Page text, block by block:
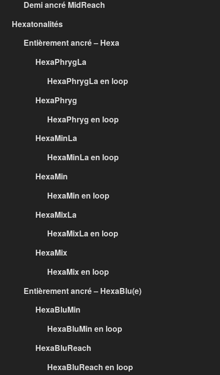
Demi ancré MidReach
Hexatonalités
Entièrement ancré – Hexa
HexaPhrygLa
HexaPhrygLa en loop
HexaPhryg
HexaPhryg en loop
HexaMinLa
HexaMinLa en loop
HexaMin
HexaMin en loop
HexaMixLa
HexaMixLa en loop
HexaMix
HexaMix en loop
Entièrement ancré – HexaBlu(e)
HexaBluMin
HexaBluMin en loop
HexaBluReach
HexaBluReach en loop